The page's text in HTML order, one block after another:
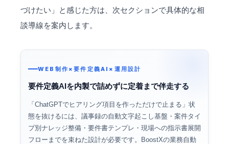
づけたい」と感じた方は、次セクションで具体的な相
談導線を案内します。
WEB制作×要件定義AI×運用設計
要件定義AIを内製で詰めずに定着まで伴走する
「ChatGPTでヒアリング項目を作っただけで止まる」状
態を抜けるには、議事録の自動文字起こし基盤・案件タイ
プ別ナレッジ整備・要件書テンプレ・現場への指示書展開
フローまでを束ねた設計が必要です。BoostXの業務自動